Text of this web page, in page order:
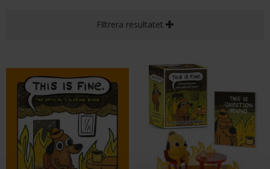
Filtrera resultatet